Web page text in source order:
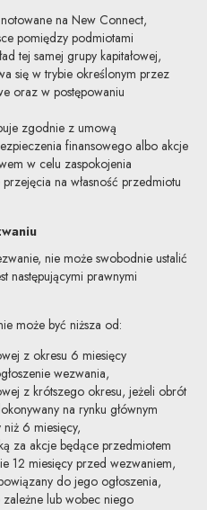
na New Connect,
pomiędzy podmiotami
tej samej grupy kapitałowej,
się w trybie określonym przez
oraz w postępowaniu
zgodnie z umową
finansowego albo akcje
w celu zaspokojenia
na własność przedmiotu
nie może swobodnie ustalić
następującymi prawnymi
może być niższa od:
z okresu 6 miesięcy
wezwania,
z krótszego okresu, jeżeli obrót
na rynku głównym
6 miesięcy,
za akcje będące przedmiotem
12 miesięcy przed wezwaniem,
do jego ogłoszenia,
lub wobec niego